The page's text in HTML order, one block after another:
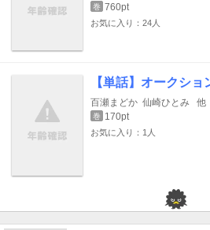
巻 760pt
お気に入り：24人
【単話】オークシ
百瀬まどか 仙崎ひとみ 他
巻 170pt
お気に入り：1人